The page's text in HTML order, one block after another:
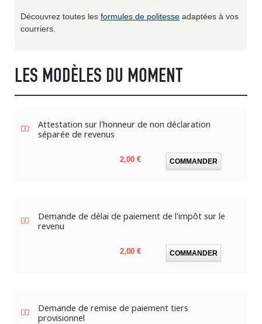
Découvrez toutes les formules de politesse adaptées à vos
courriers.
LES MODÈLES DU MOMENT
Attestation sur l'honneur de non déclaration
séparée de revenus
Prix
2,00 € COMMANDER
Demande de délai de paiement de l'impôt sur le
revenu
Prix
2,00 € COMMANDER
Demande de remise de paiement tiers
provisionnel